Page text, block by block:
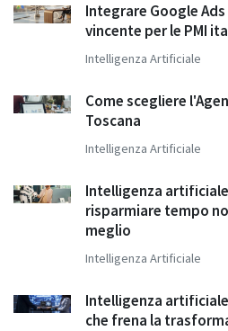
Integrare Google
vincente per le PMI
Intelligenza Artificiale
Come scegliere
Toscana
Intelligenza Artificiale
Intelligenza
risparmiare tempo
meglio
Intelligenza Artificiale
Intelligenza
che frena la